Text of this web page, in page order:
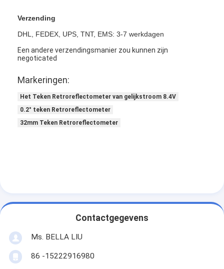
Auto Weerspiegelende Stickers
Verzending
DHL, FEDEX, UPS, TNT, EMS: 3-7 werkdagen
Een andere verzendingsmanier zou kunnen zijn
negoticated
Markeringen:
Het Teken Retroreflectometer van gelijkstroom 8.4V
0.2° teken Retroreflectometer
32mm Teken Retroreflectometer
Contactgegevens
Ms. BELLA LIU
86 -15222916980